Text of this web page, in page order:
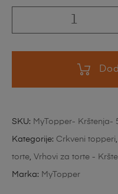
SKU: MyTopper- Krštenja-
Kategorije: Crkveni topperi
torte Vrhovi za torte -
Marka: MyTopper